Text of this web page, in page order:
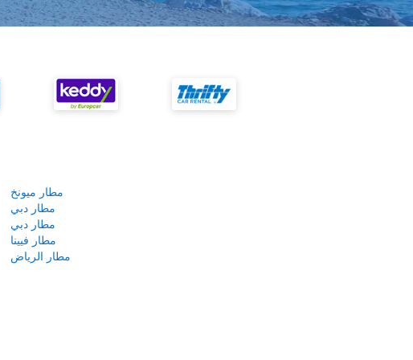
مطار ميونخ
مطار دبي
مطار دبي
مطار فيينا
مطار الرياض